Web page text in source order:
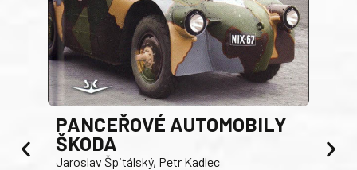
PANCEŘOVÉ AUTOMOBILY
ŠKODA
Jaroslav Špitálský, Petr Kadlec